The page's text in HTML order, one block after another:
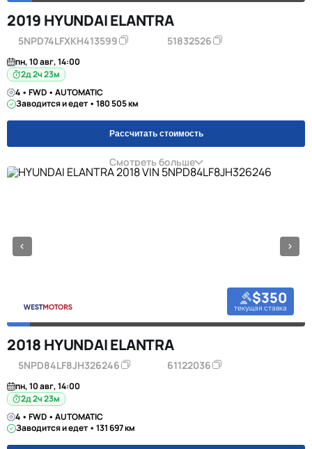
2019 HYUNDAI ELANTRA
5NPD74LFXKH413599 51832526
пн, 10 авг, 14:00
2д 2ч 23м
4 • FWD • AUTOMATIC
Заводится и едет • 180 505 км
Рассчитать стоимость
Смотреть больше
$350
текущая ставка
2018 HYUNDAI ELANTRA
5NPD84LF8JH326246 61122036
пн, 10 авг, 14:00
2д 2ч 23м
4 • FWD • AUTOMATIC
Заводится и едет • 131 697 км